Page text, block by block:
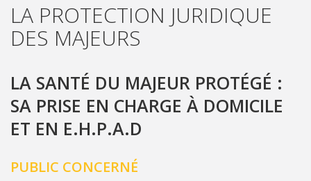
LA PROTECTION JURIDIQUE
DES MAJEURS
LA SANTÉ DU MAJEUR PROTÉGÉ :
SA PRISE EN CHARGE À DOMICILE
ET EN E.H.P.A.D
PUBLIC CONCERNÉ